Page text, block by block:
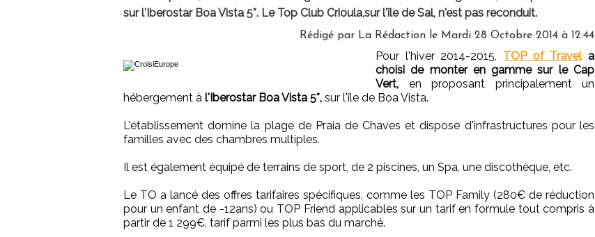
sur l'Iberostar Boa Vista 5*. Le Top Club Crioula,sur l'île de Sal, n'est pas reconduit.
Rédigé par La Rédaction le Mardi 28 Octobre 2014 à 12:44
Pour l'hiver 2014-2015, TOP of Travel a
choisi de monter en gamme sur le Cap
Vert, en proposant principalement un
hébergement à l'Iberostar Boa Vista 5*, sur l'île de Boa Vista.
L'établissement domine la plage de Praia de Chaves et dispose d'infrastructures pour les
familles avec des chambres multiples.
Il est également équipé de terrains de sport, de 2 piscines, un Spa, une discothèque, etc.
Le TO a lancé des offres tarifaires spécifiques, comme les TOP Family (280€ de réduction
pour un enfant de -12ans) ou TOP Friend applicables sur un tarif en formule tout compris à
partir de 1 299€, tarif parmi les plus bas du marché.